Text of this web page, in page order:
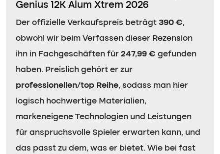
Genius 12K Alum Xtrem 2026
Der offizielle Verkaufspreis beträgt 390 €,
obwohl wir beim Verfassen dieser Rezension
ihn in Fachgeschäften für 247,99 € gefunden
haben. Preislich gehört er zur
professionellen/top Reihe, sodass man hier
logisch hochwertige Materialien,
markeneigene Technologien und Leistungen
für anspruchsvolle Spieler erwarten kann, und
das passt zu dem, was er bietet. Wie bei fast